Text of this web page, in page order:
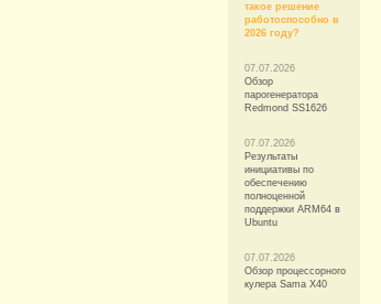
такое решение
работоспособно в
2026 году?
07.07.2026
Обзор
парогенератора
Redmond SS1626
07.07.2026
Результаты
инициативы по
обеспечению
полноценной
поддержки ARM64 в
Ubuntu
07.07.2026
Обзор процессорного
кулера Sama X40